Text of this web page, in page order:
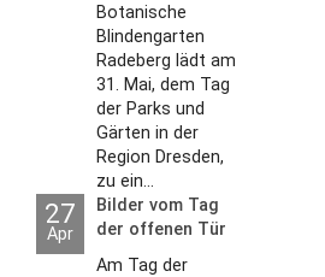
Botanische
Blindengarten
Radeberg lädt am
31. Mai, dem Tag
der Parks und
Gärten in der
Region Dresden,
zu ein...
27
Apr
Bilder vom Tag
der offenen Tür
2026
Am Tag der